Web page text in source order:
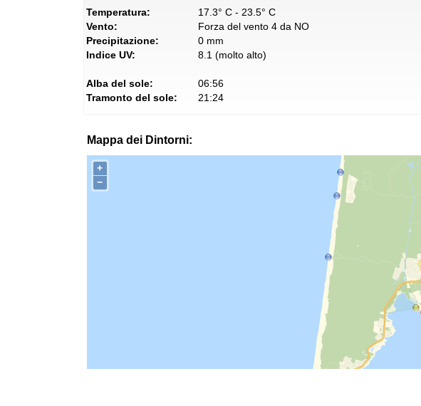
Temperatura:
17.3° C - 23.5° C
Vento:
Forza del vento 4 da NO
Precipitazione:
0 mm
Indice UV:
8.1 (molto alto)
Alba del sole:
06:56
Tramonto del sole:
21:24
Mappa dei Dintorni:
+
−